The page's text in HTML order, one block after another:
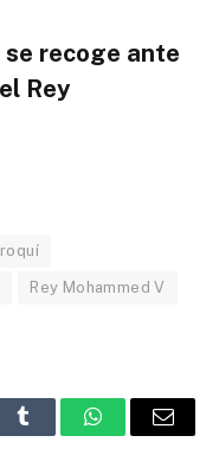
se recoge ante
Rey
Rey Mohammed V
Tumblr WhatsAppEmail